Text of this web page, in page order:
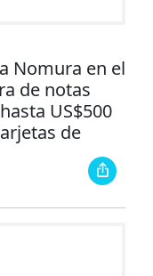
Nomura en el
de notas
US$500
de